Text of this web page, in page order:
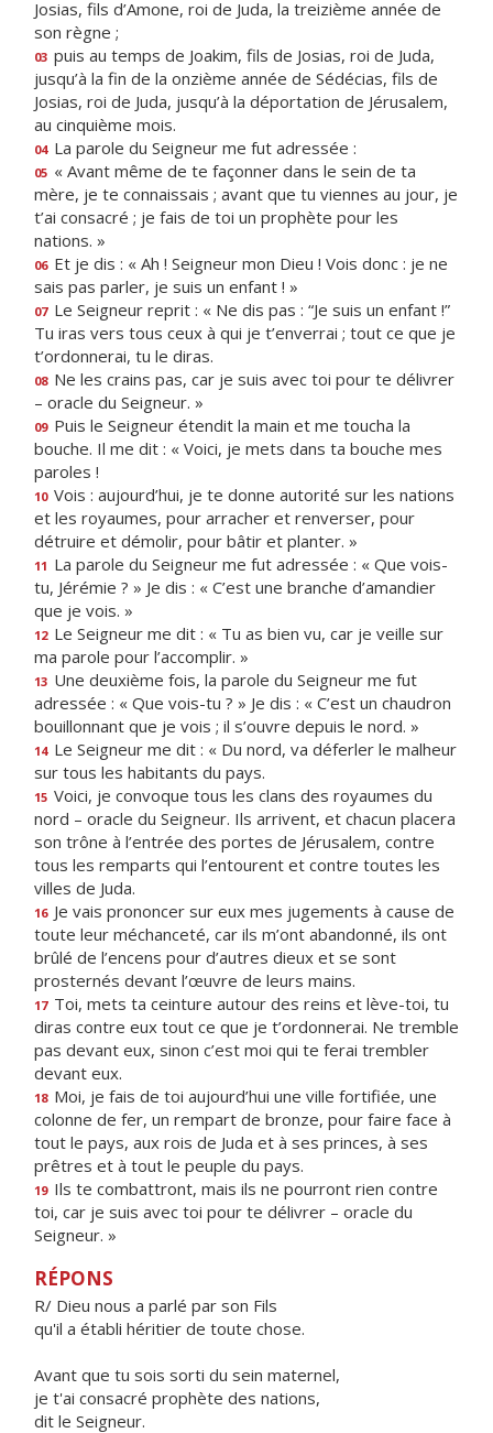
Josias, fils d’Amone, roi de Juda, la treizième année de
son règne ;
03 puis au temps de Joakim, fils de Josias, roi de Juda,
jusqu’à la fin de la onzième année de Sédécias, fils de
Josias, roi de Juda, jusqu’à la déportation de Jérusalem,
au cinquième mois.
04 La parole du Seigneur me fut adressée :
05 « Avant même de te façonner dans le sein de ta
mère, je te connaissais ; avant que tu viennes au jour, je
t’ai consacré ; je fais de toi un prophète pour les
nations. »
06 Et je dis : « Ah ! Seigneur mon Dieu ! Vois donc : je ne
sais pas parler, je suis un enfant ! »
07 Le Seigneur reprit : « Ne dis pas : “Je suis un enfant !”
Tu iras vers tous ceux à qui je t’enverrai ; tout ce que je
t’ordonnerai, tu le diras.
08 Ne les crains pas, car je suis avec toi pour te délivrer
– oracle du Seigneur. »
09 Puis le Seigneur étendit la main et me toucha la
bouche. Il me dit : « Voici, je mets dans ta bouche mes
paroles !
10 Vois : aujourd’hui, je te donne autorité sur les nations
et les royaumes, pour arracher et renverser, pour
détruire et démolir, pour bâtir et planter. »
11 La parole du Seigneur me fut adressée : « Que vois-
tu, Jérémie ? » Je dis : « C’est une branche d’amandier
que je vois. »
12 Le Seigneur me dit : « Tu as bien vu, car je veille sur
ma parole pour l’accomplir. »
13 Une deuxième fois, la parole du Seigneur me fut
adressée : « Que vois-tu ? » Je dis : « C’est un chaudron
bouillonnant que je vois ; il s’ouvre depuis le nord. »
14 Le Seigneur me dit : « Du nord, va déferler le malheur
sur tous les habitants du pays.
15 Voici, je convoque tous les clans des royaumes du
nord – oracle du Seigneur. Ils arrivent, et chacun placera
son trône à l’entrée des portes de Jérusalem, contre
tous les remparts qui l’entourent et contre toutes les
villes de Juda.
16 Je vais prononcer sur eux mes jugements à cause de
toute leur méchanceté, car ils m’ont abandonné, ils ont
brûlé de l’encens pour d’autres dieux et se sont
prosternés devant l’œuvre de leurs mains.
17 Toi, mets ta ceinture autour des reins et lève-toi, tu
diras contre eux tout ce que je t’ordonnerai. Ne tremble
pas devant eux, sinon c’est moi qui te ferai trembler
devant eux.
18 Moi, je fais de toi aujourd’hui une ville fortifiée, une
colonne de fer, un rempart de bronze, pour faire face à
tout le pays, aux rois de Juda et à ses princes, à ses
prêtres et à tout le peuple du pays.
19 Ils te combattront, mais ils ne pourront rien contre
toi, car je suis avec toi pour te délivrer – oracle du
Seigneur. »
RÉPONS
R/ Dieu nous a parlé par son Fils
qu'il a établi héritier de toute chose.
Avant que tu sois sorti du sein maternel,
je t'ai consacré prophète des nations,
dit le Seigneur.